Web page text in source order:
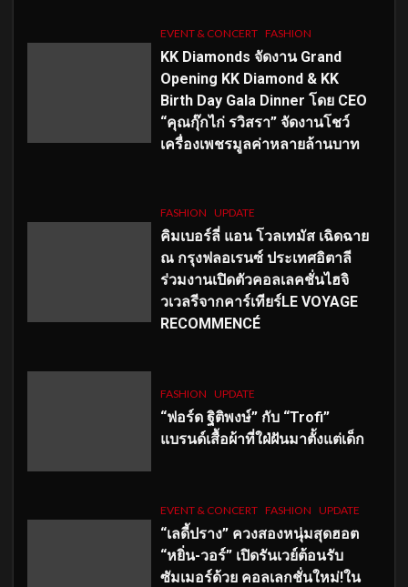
EVENT & CONCERT FASHION
KK Diamonds จัดงาน Grand
Opening KK Diamond & KK
Birth Day Gala Dinner โดย CEO
“คุณกุ๊กไก่ รวิสรา” จัดงานโชว์
เครื่องเพชรมูลค่าหลายล้านบาท
FASHION UPDATE
คิมเบอร์ลี่ แอน โวลเทมัส เฉิดฉาย
ณ กรุงฟลอเรนซ์ ประเทศอิตาลี
ร่วมงานเปิดตัวคอลเลคชั่นไฮจิ
วเวลรีจากคาร์เทียร์LE VOYAGE
RECOMMENCÉ
FASHION UPDATE
“ฟอร์ด ฐิติพงษ์” กับ “Trofi”
แบรนด์เสื้อผ้าที่ใฝ่ฝันมาตั้งแต่เด็ก
EVENT & CONCERT FASHION UPDATE
“เลดี้ปราง” ควงสองหนุ่มสุดฮอต
“หยิ่น-วอร์” เปิดรันเวย์ต้อนรับ
ซัมเมอร์ด้วย คอลเลกชั่นใหม่!ใน